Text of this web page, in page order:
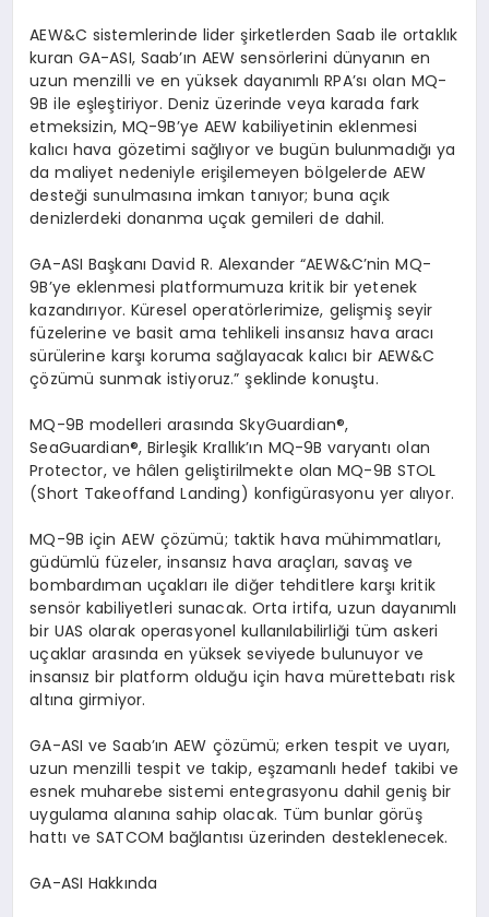
AEW&C sistemlerinde lider şirketlerden Saab ile ortaklık
kuran GA-ASI, Saab’ın AEWsensörlerini dünyanın en
uzun menzilli ve en yüksek dayanımlı RPA’sı olan MQ-
9B ile eşleştiriyor. Deniz üzerinde veya karada fark
etmeksizin, MQ-9B’ye AEW kabiliyetinin eklenmesi
kalıcı hava gözetimi sağlıyor ve bugün bulunmadığı ya
da maliyet nedeniyle erişilemeyen bölgelerde AEW
desteği sunulmasına imkan tanıyor; buna açık
denizlerdeki donanma uçak gemileri de dahil.
GA-ASI Başkanı David R. Alexander“AEW&C’nin MQ-
9B’ye eklenmesi platformumuza kritik bir yetenek
kazandırıyor.Küresel operatörlerimize, gelişmiş seyir
füzelerine ve basit ama tehlikeli insansız hava aracı
sürülerine karşı koruma sağlayacak kalıcı bir AEW&C
çözümü sunmak istiyoruz.” şeklinde konuştu.
MQ-9B modelleri arasında SkyGuardian®,
SeaGuardian®, Birleşik Krallık’ın MQ-9B varyantı olan
Protector, ve hâlen geliştirilmekte olan MQ-9B STOL
(Short Takeoffand Landing) konfigürasyonu yer alıyor.
MQ-9B için AEW çözümü; taktik hava mühimmatları,
güdümlü füzeler, insansız hava araçları, savaş ve
bombardıman uçakları ile diğertehditlere karşı kritik
sensör kabiliyetleri sunacak. Orta irtifa, uzun dayanımlı
bir UAS olarak operasyonel kullanılabilirliği tüm askeri
uçaklar arasında en yüksek seviyede bulunuyor ve
insansız bir platform olduğu için hava mürettebatı risk
altına girmiyor.
GA-ASI ve Saab’ın AEW çözümü; erken tespit ve uyarı,
uzun menzilli tespit ve takip, eşzamanlı hedef takibi ve
esnek muharebe sistemi entegrasyonu dahil geniş bir
uygulama alanına sahip olacak. Tüm bunlar görüş
hattı ve SATCOM bağlantısı üzerinden desteklenecek.
GA-ASI Hakkında